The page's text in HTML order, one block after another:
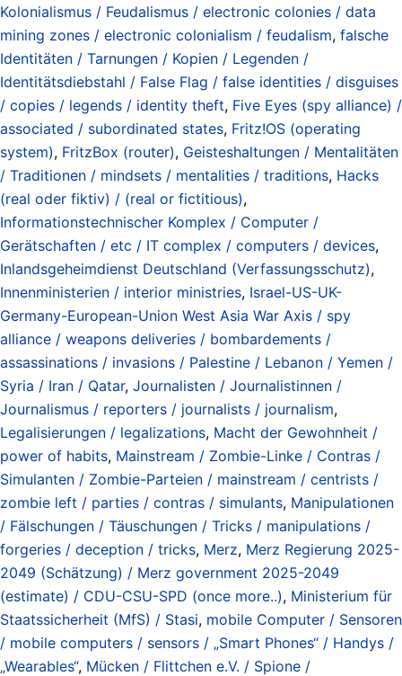
Kolonialismus / Feudalismus / electronic colonies / data
mining zones / electronic colonialism / feudalism, falsche
Identitäten / Tarnungen / Kopien / Legenden /
Identitätsdiebstahl / False Flag / false identities / disguises
/ copies / legends / identity theft, Five Eyes (spy alliance) /
associated / subordinated states, Fritz!OS (operating
system), FritzBox (router), Geisteshaltungen / Mentalitäten
/ Traditionen / mindsets / mentalities / traditions, Hacks
(real oder fiktiv) / (real or fictitious),
Informationstechnischer Komplex / Computer /
Gerätschaften / etc / IT complex / computers / devices,
Inlandsgeheimdienst Deutschland (Verfassungsschutz),
Innenministerien / interior ministries, Israel-US-UK-
Germany-European-Union West Asia War Axis / spy
alliance / weapons deliveries / bombardements /
assassinations / invasions / Palestine / Lebanon / Yemen /
Syria / Iran / Qatar, Journalisten / Journalistinnen /
Journalismus / reporters / journalists / journalism,
Legalisierungen / legalizations, Macht der Gewohnheit /
power of habits, Mainstream / Zombie-Linke / Contras /
Simulanten / Zombie-Parteien / mainstream / centrists /
zombie left / parties / contras / simulants, Manipulationen
/ Fälschungen / Täuschungen / Tricks / manipulations /
forgeries / deception / tricks, Merz, Merz Regierung 2025-
2049 (Schätzung) / Merz government 2025-2049
(estimate) / CDU-CSU-SPD (once more..), Ministerium für
Staatssicherheit (MfS) / Stasi, mobile Computer / Sensoren
/ mobile computers / sensors / „Smart Phones“ / Handys /
„Wearables“, Mücken / Flittchen e.V. / Spione /